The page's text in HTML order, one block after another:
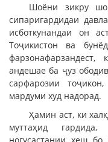
Шоёни зикру
сипаригардидаи
исботкунандаи он
Тоҷикистон ва
андешае ба ҷуз
сарфарозии
мардуми худ надорад.
Ҳамин аст, ки
муттаҳид